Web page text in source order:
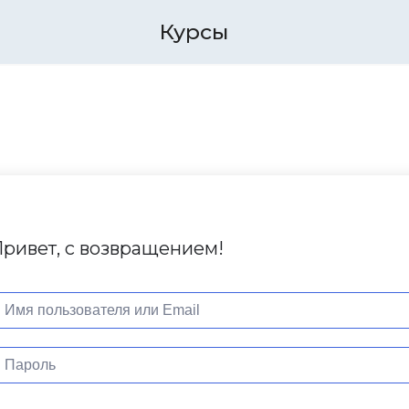
Курсы
с возвращением!